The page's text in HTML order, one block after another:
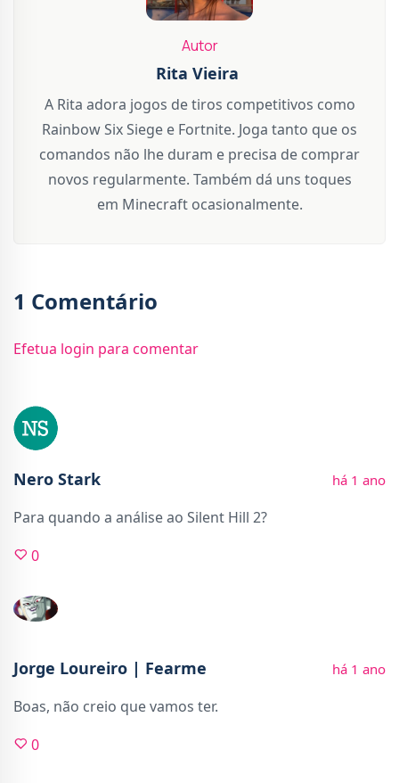
Autor
Rita Vieira
A Rita adora jogos de tiros competitivos como
Rainbow Six Siege e Fortnite. Joga tanto que os
comandos não lhe duram e precisa de comprar
novos regularmente. Também dá uns toques
em Minecraft ocasionalmente.
1 Comentário
Efetua login para comentar
Nero Stark há 1 ano
Para quando a análise ao Silent Hill 2?
0
Jorge Loureiro | Fearme há 1 ano
Boas, não creio que vamos ter.
0